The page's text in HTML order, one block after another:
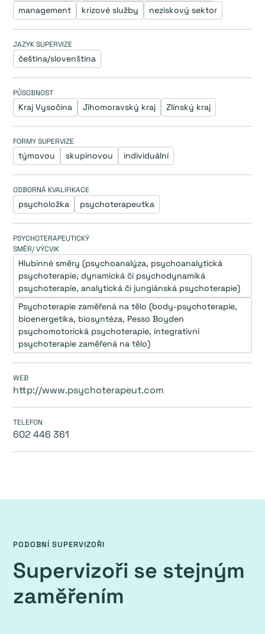
management
krizové služby neziskový sektor
JAZYK SUPERVIZE
čeština/slovenština
PŮSOBNOST
Kraj Vysočina Jihomoravský kraj Zlínský kraj
FORMY SUPERVIZE
týmovou skupinovou individuální
ODBORNÁ KVALIFIKACE
psycholožka psychoterapeutka
PSYCHOTERAPEUTICKÝ
SMĚR/ VÝCVIK
Hlubinné směry (psychoanalýza, psychoanalytická
psychoterapie, dynamická či psychodynamiká
psychoterapie, analytická či jungiánská psychoterapie)
Psychoterapie zaměřená na tělo (body-psychoterapie,
bioenergetika, biosyntéza, Pesso Boyden
psychomotorická psychoterapie, integrativní
psychoterapie zaměřená na tělo)
WEB
http://www.psychoterapeut.com
TELEFON
602 446 361
PODOBNÍ SUPERVIZOŘI
Supervizoři se stejným
zaměřením